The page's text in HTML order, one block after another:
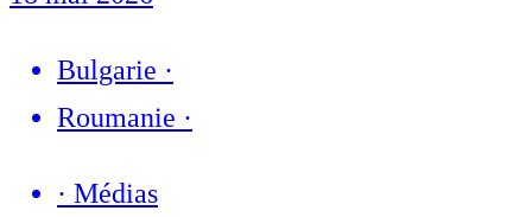
Bulgarie ·
Roumanie ·
· Médias